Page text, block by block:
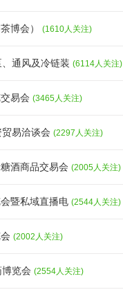
博会） (1610人关注)
通风及冷链装 (6114人关注)
易会 (3465人关注)
易洽谈会 (2297人关注)
酒商品交易会 (2005人关注)
暨私域直播电 (2544人关注)
(2002人关注)
览会 (2554人关注)